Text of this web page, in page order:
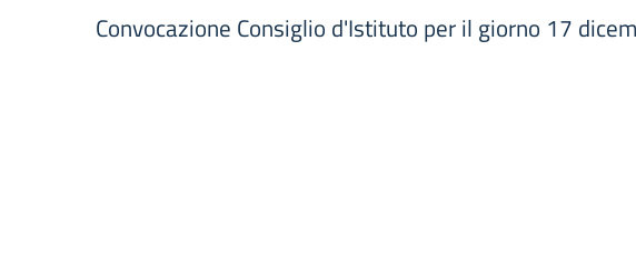
Convocazione Consiglio d'Istituto per il giorno 17